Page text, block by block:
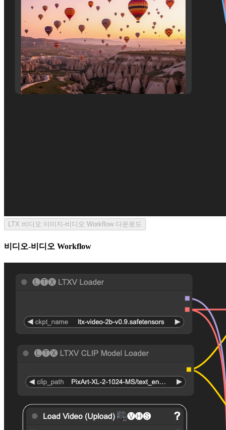
LTX 비디오 이미지-비디오 Workflow 다운로드
비디오-비디오 Workflow